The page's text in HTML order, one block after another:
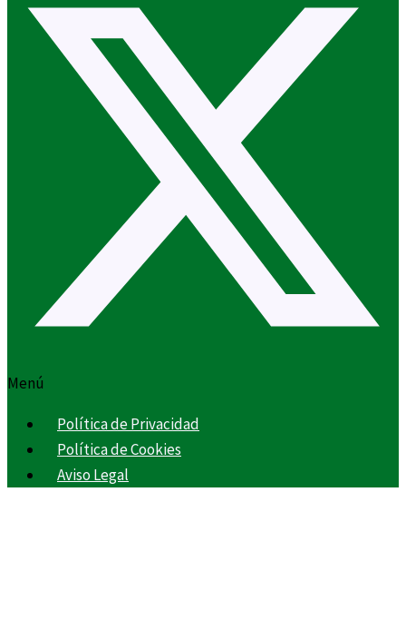
Menú
Política de Privacidad
Política de Cookies
Aviso Legal